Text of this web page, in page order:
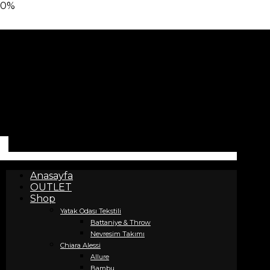
0%
Anasayfa
OUTLET
Shop
Yatak Odası Tekstili
Battaniye & Throw
Nevresim Takımı
Chiara Alessi
Allure
Bambu